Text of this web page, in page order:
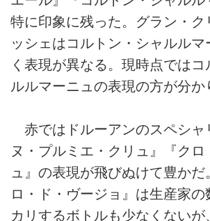
特に印象に残った。グラン・ク
ッシェはコルトン・シャルルマ
く表現が異なる。現時点ではコ
ルルマーニュの表現の方が分か
赤ではドルーアンのスペシャ
ヌ・プルミエ・クリュ』『クロ
ュ』の表現が飛びぬけて豊かだ
ロ・ド・ヴージョ』は生産家の
カリするボトルも少なくないが